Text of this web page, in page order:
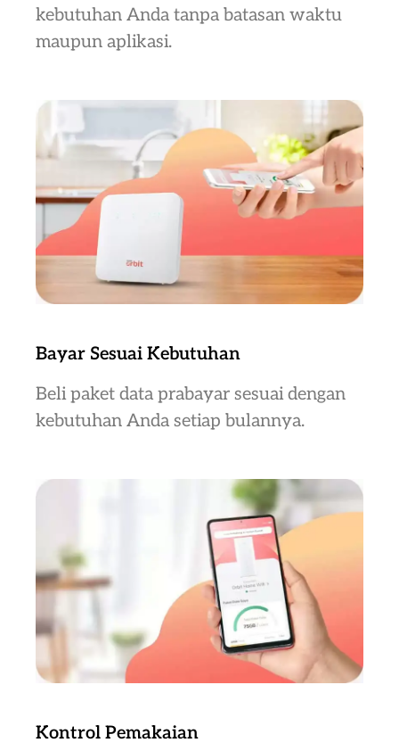
kebutuhan Anda tanpa batasan waktu
maupun aplikasi.
Bayar Sesuai Kebutuhan
Beli paket data prabayar sesuai dengan
kebutuhan Anda setiap bulannya.
Kontrol Pemakaian